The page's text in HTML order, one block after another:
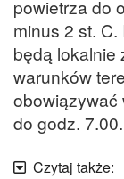
powietrza do
minus 2 st. C.
będą lokalnie
warunków
obowiązywać
do godz. 7.00.
Czytaj także: